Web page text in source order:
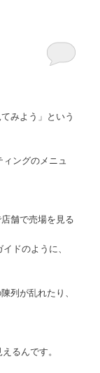
みよう」という
ングのメニュ
舗で売場を見る
ドのように、
列が乱れたり、
るんです。